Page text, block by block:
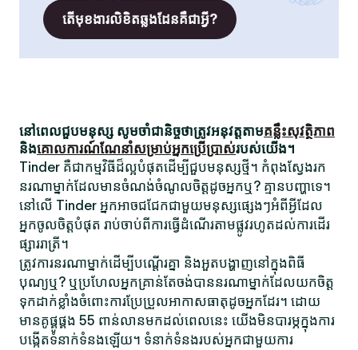
តើមុខងារលិខិតឆ្លងដែនគឺជាអ្វី?
នៅពេលជួបមនុស្ស សូមចាំជានិច្ចថាត្រូវអនុវត្តតាមគន្លឹះសុវត្ថិភាព
និងគោលការណ៍ណែនាំសម្រាប់អ្នកប្រើប្រាស់របស់យើង។
Tinder គឺជាកម្មវិធីដ៏ល្អបំផុតដើម្បីជួបមនុស្សថ្មី។ កំពុងស្វែងរក
នរណាម្នាក់ដែលមានចំណង់ចំណូលចិត្តដូចអ្នកឬ? គ្មានបញ្ហាទេ។
នៅលើ Tinder អ្នកអាចជជែកជាមួយមនុស្សផ្សេងៗអំពីអ្វីដែល
អ្នកចូលចិត្តបំផុត រាប់ចាប់ពីការធ្វើដំណើរតាមផ្លូវរហូតដល់ការដើរ
ផ្សាររាត្រី។
ត្រូវការនរណាម្នាក់ដើម្បីបណ្តើរគ្នា និងអួតបង្ហាញនៅក្នុងពិធី
បុណ្យឬ? ឬប្រហែលអ្នកគ្រាន់តែចង់បាននរណាម្នាក់ដែលយកចិត្ត
ទុកដាក់ខ្លាំងចំពោះការប្រែប្រួលអាកាសធាតុដូចអ្នកដែរ។ ដោយ
មានគូផ្គូផ្គង 55 ពាន់លានមកដល់ពេលនេះ យើងមិនបារម្ភក្នុងការ
បង្កើតទំនាក់ទំនងឡើយ។ ទំនាក់ទំនងរបស់អ្នកជាមួយការ